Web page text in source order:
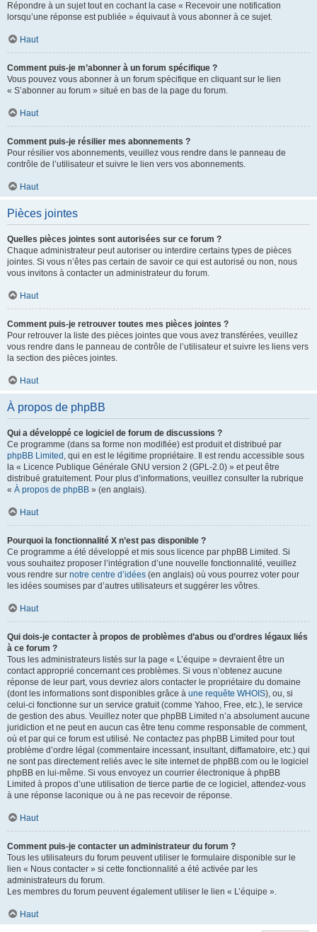
Répondre à un sujet tout en cochant la case « Recevoir une notification
lorsqu’une réponse est publiée » équivaut à vous abonner à ce sujet.
Haut
Comment puis-je m’abonner à un forum spécifique ?
Vous pouvez vous abonner à un forum spécifique en cliquant sur le lien
« S’abonner au forum » situé en bas de la page du forum.
Haut
Comment puis-je résilier mes abonnements ?
Pour résilier vos abonnements, veuillez vous rendre dans le panneau de
contrôle de l’utilisateur et suivre le lien vers vos abonnements.
Haut
Pièces jointes
Quelles pièces jointes sont autorisées sur ce forum ?
Chaque administrateur peut autoriser ou interdire certains types de pièces
jointes. Si vous n’êtes pas certain de savoir ce qui est autorisé ou non, nous
vous invitons à contacter un administrateur du forum.
Haut
Comment puis-je retrouver toutes mes pièces jointes ?
Pour retrouver la liste des pièces jointes que vous avez transférées, veuillez
vous rendre dans le panneau de contrôle de l’utilisateur et suivre les liens vers
la section des pièces jointes.
Haut
À propos de phpBB
Qui a développé ce logiciel de forum de discussions ?
Ce programme (dans sa forme non modifiée) est produit et distribué par
phpBB Limited , qui en est le légitime propriétaire. Il est rendu accessible sous
la « Licence Publique Générale GNU version 2 (GPL-2.0) » et peut être
distribué gratuitement. Pour plus d’informations, veuillez consulter la rubrique
« À propos de phpBB » (en anglais).
Haut
Pourquoi la fonctionnalité X n’est pas disponible ?
Ce programme a été développé et mis sous licence par phpBB Limited. Si
vous souhaitez proposer l’intégration d’une nouvelle fonctionnalité, veuillez
vous rendre sur notre centre d’idées (en anglais) où vous pourrez voter pour
les idées soumises par d’autres utilisateurs et suggérer les vôtres.
Haut
Qui dois-je contacter à propos de problèmes d’abus ou d’ordres légaux liés
à ce forum ?
Tous les administrateurs listés sur la page « L’équipe » devraient être un
contact approprié concernant ces problèmes. Si vous n’obtenez aucune
réponse de leur part, vous devriez alors contacter le propriétaire du domaine
(dont les informations sont disponibles grâce à une requête WHOIS), ou, si
celui-ci fonctionne sur un service gratuit (comme Yahoo, Free, etc.), le service
de gestion des abus. Veuillez noter que phpBB Limited n’a absolument aucune
juridiction et ne peut en aucun cas être tenu comme responsable de comment,
où et par qui ce forum est utilisé. Ne contactez pas phpBB Limited pour tout
problème d’ordre légal (commentaire incessant, insultant, diffamatoire, etc.) qui
ne sont pas directement reliés avec le site internet de phpBB.com ou le logiciel
phpBB en lui-même. Si vous envoyez un courrier électronique à phpBB
Limited à propos d’une utilisation de tierce partie de ce logiciel, attendez-vous
à une réponse laconique ou à ne pas recevoir de réponse.
Haut
Comment puis-je contacter un administrateur du forum ?
Tous les utilisateurs du forum peuvent utiliser le formulaire disponible sur le
lien « Nous contacter » si cette fonctionnalité a été activée par les
administrateurs du forum.
Les membres du forum peuvent également utiliser le lien « L’équipe ».
Haut